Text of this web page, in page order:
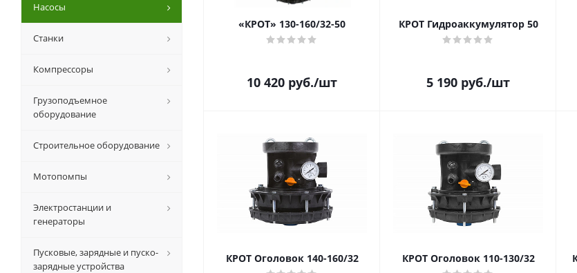
«КРОТ» 130-160/32-50
10 420 руб./шт
КРОТ Гидроаккумулятор 50
5 190 руб./шт
КРОТ Оголовок 140-160/32 КРОТ Оголовок 110-130/32
Насосы
Станки
Компрессоры
Грузоподъемное
оборудование
Строительное оборудование
Мотопомпы
Электростанции и
генераторы
Пусковые, зарядные и пуско-
зарядные устройства